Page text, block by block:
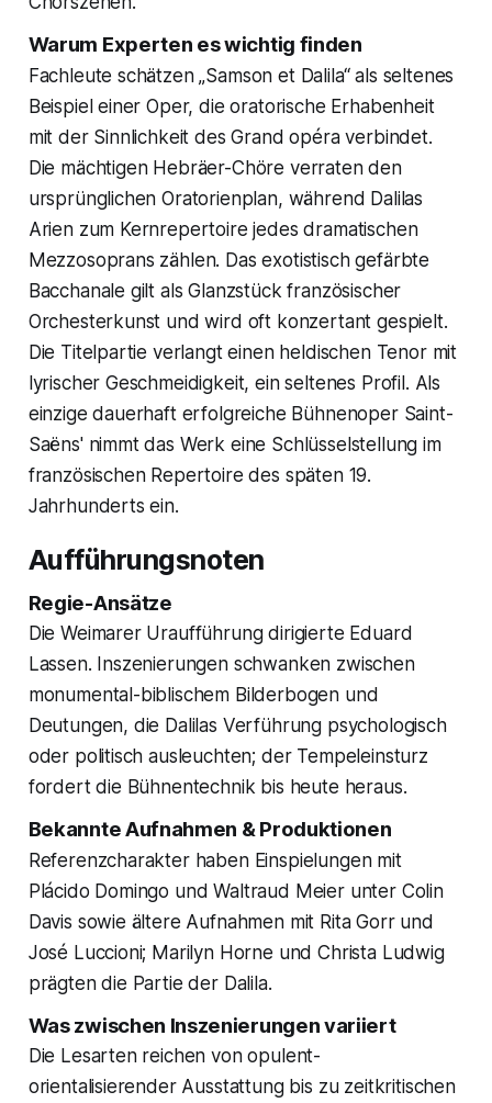
Warum Experten es wichtig finden
Fachleute schätzen „Samson et Dalila“ als seltenes
Beispiel einer Oper, die oratorische Erhabenheit
mit der Sinnlichkeit des Grand opéra verbindet.
Die mächtigen Hebräer-Chöre verraten den
ursprünglichen Oratorienplan, während Dalilas
Arien zum Kernrepertoire jedes dramatischen
Mezzosoprans zählen. Das exotistisch gefärbte
Bacchanale gilt als Glanzstück französischer
Orchesterkunst und wird oft konzertant gespielt.
Die Titelpartie verlangt einen heldischen Tenor mit
lyrischer Geschmeidigkeit, ein seltenes Profil. Als
einzige dauerhaft erfolgreiche Bühnenoper Saint-
Saëns' nimmt das Werk eine Schlüsselstellung im
französischen Repertoire des späten 19.
Jahrhunderts ein.
Aufführungsnoten
Regie-Ansätze
Die Weimarer Uraufführung dirigierte Eduard
Lassen. Inszenierungen schwanken zwischen
monumental-biblischem Bilderbogen und
Deutungen, die Dalilas Verführung psychologisch
oder politisch ausleuchten; der Tempeleinsturz
fordert die Bühnentechnik bis heute heraus.
Bekannte Aufnahmen & Produktionen
Referenzcharakter haben Einspielungen mit
Plácido Domingo und Waltraud Meier unter Colin
Davis sowie ältere Aufnahmen mit Rita Gorr und
José Luccioni; Marilyn Horne und Christa Ludwig
prägten die Partie der Dalila.
Was zwischen Inszenierungen variiert
Die Lesarten reichen von opulent-
orientalisierender Ausstattung bis zu zeitkritischen